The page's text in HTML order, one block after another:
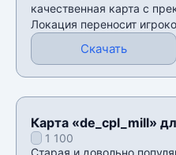
качественная карта с
Локация переносит
Скачать
Карта «de_cpl_mill»
1 100
Старая и довольно